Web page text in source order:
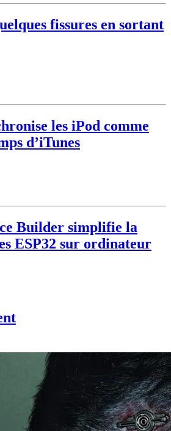
fissures en sortant
les iPod comme
d’iTunes
Builder simplifie la
ESP32 sur ordinateur